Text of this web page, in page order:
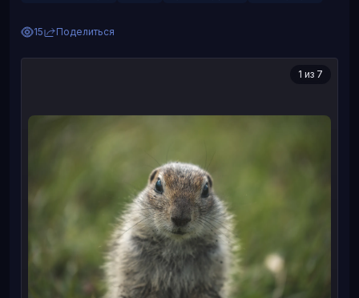
15 Поделиться
1 из 7